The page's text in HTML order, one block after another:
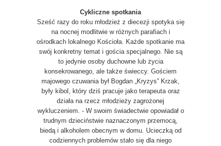
Cykliczne spotkania
Sześć razy do roku młodzież z diecezji spotyka się
na nocnej modlitwie w różnych parafiach i
ośrodkach lokalnego Kościoła. Każde spotkanie ma
swój konkretny temat i gościa specjalnego. Nie są
to jedynie osoby duchowne lub życia
konsekrowanego, ale także świeccy. Gościem
majowego czuwania był Bogdan „Kryzys” Krzak,
były kibol, który dziś pracuje jako terapeuta oraz
działa na rzecz młodzieży zagrożonej
wykluczeniem. - W swoim świadectwie opowiadał o
trudnym dzieciństwie naznaczonym przemocą,
biedą i alkoholem obecnym w domu. Ucieczką od
codziennych problemów stało się dla niego